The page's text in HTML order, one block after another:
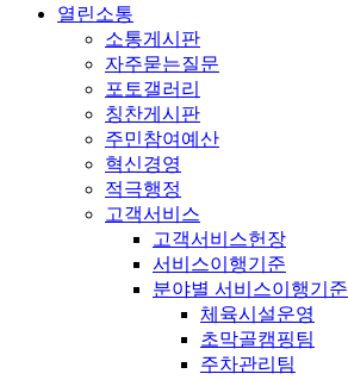
열린소통
소통게시판
자주묻는질문
포토갤러리
칭찬게시판
주민참여예산
혁신경영
적극행정
고객서비스
고객서비스헌장
서비스이행기준
분야별 서비스이행기준
체육시설운영
초막골캠핑팀
주차관리팀